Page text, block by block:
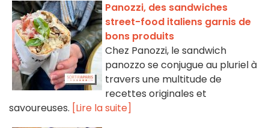
Panozzi, des sandwiches
street-food italiens garnis de
bons produits
Chez Panozzi, le sandwich
panozzo se conjugue au pluriel à
travers une multitude de
recettes originales et
savoureuses. [Lire la suite]